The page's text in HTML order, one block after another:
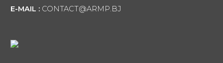
E-MAIL :CONTACT@ARMP.BJ